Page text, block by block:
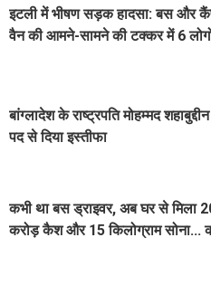
इटली में भीषण सड़क हादसा: बस और
वैन की आमने-सामने की टक्कर में 6
बांग्लादेश के राष्ट्रपति मोहम्मद
पद से दिया इस्तीफा
कभी था बस ड्राइवर, अब घर से मिला
करोड़ कैश और 15 किलोग्राम सोना...